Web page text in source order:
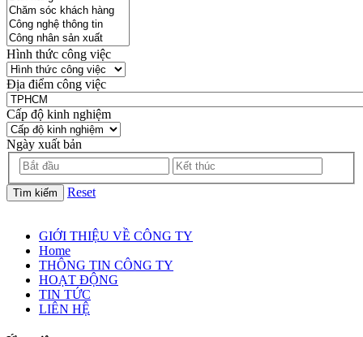
Hình thức công việc
Địa điểm công việc
Cấp độ kinh nghiệm
Ngày xuất bản
Tìm kiếm Reset
GIỚI THIỆU VỀ CÔNG TY
Home
THÔNG TIN CÔNG TY
HOẠT ĐỘNG
TIN TỨC
LIÊN HỆ